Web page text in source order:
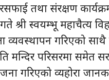
तथा संरक्षण
श्री स्वयम्भू महाचैत्य
व्यवस्थापन गरिएको
मन्दिर परिसरमा समेत
गरिएको व्यहोरा